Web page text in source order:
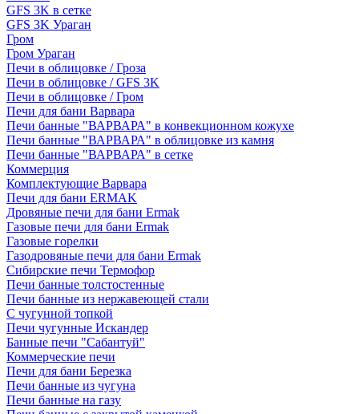
GFS 3K в сетке
GFS 3K Ураган
Гром
Гром Ураган
Печи в облицовке / Гроза
Печи в облицовке / GFS 3K
Печи в облицовке / Гром
Печи для бани Варвара
Печи банные "ВАРВАРА" в конвекционном кожухе
Печи банные "ВАРВАРА" в облицовке из камня
Печи банные "ВАРВАРА" в сетке
Коммерция
Комплектующие Варвара
Печи для бани ERMAK
Дровяные печи для бани Ermak
Газовые печи для бани Ermak
Газовые горелки
Газодровяные печи для бани Ermak
Сибирские печи Термофор
Печи банные толстостенные
Печи банные из нержавеющей стали
С чугунной топкой
Печи чугунные Искандер
Банные печи "Сабантуй"
Коммерческие печи
Печи для бани Березка
Печи банные из чугуна
Печи банные на газу